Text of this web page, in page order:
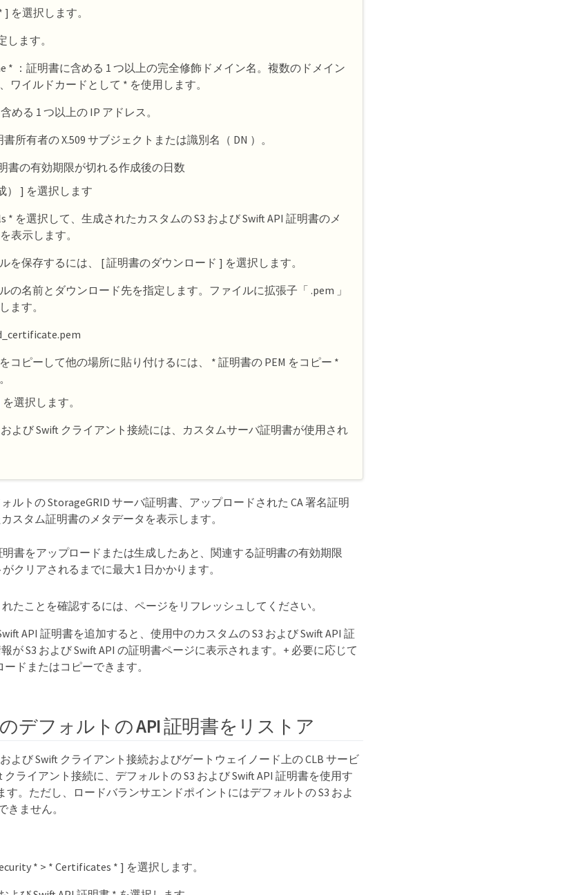
を選択します。
ます。
* ：証明書に含める 1 つ以上の完全修飾ドメイン名。複数のドメイン
ワイルドカードとして * を使用します。
める 1 つ以上の IP アドレス。
所有者の X.509 サブジェクトまたは識別名（ DN ）。
書の有効期限が切れる作成後の日数
） ] を選択します
* を選択して、生成されたカスタムの S3 および Swift API 証明書のメ
表示します。
を保存するには、 [ 証明書のダウンロード ] を選択します。
の名前とダウンロード先を指定します。ファイルに拡張子「 .pem 」
ます。
コピーして他の場所に貼り付けるには、 * 証明書の PEM をコピー *
選択します。
および Swift クライアント接続には、カスタムサーバ証明書が使用され
ルトの StorageGRID サーバ証明書、アップロードされた CA 署名証明
スタム証明書のメタデータを表示します。
明書をアップロードまたは生成したあと、関連する証明書の有効期限
クリアされるまでに最大 1 日かかります。
たことを確認するには、ページをリフレッシュしてください。
API 証明書を追加すると、使用中のカスタムの S3 および Swift API 証
が S3 および Swift API の証明書ページに表示されます。+ 必要に応じて
ドまたはコピーできます。
デフォルトの API 証明書をリストア
よび Swift クライアント接続およびゲートウェイノード上の CLB サービ
クライアント接続に、デフォルトの S3 および Swift API 証明書を使用す
す。ただし、ロードバランサエンドポイントにはデフォルトの S3 およ
きません。
* > * Certificates * ] を選択します。